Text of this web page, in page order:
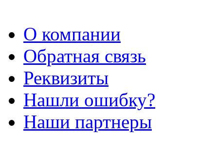
О компании
Обратная связь
Реквизиты
Нашли ошибку?
Наши партнеры